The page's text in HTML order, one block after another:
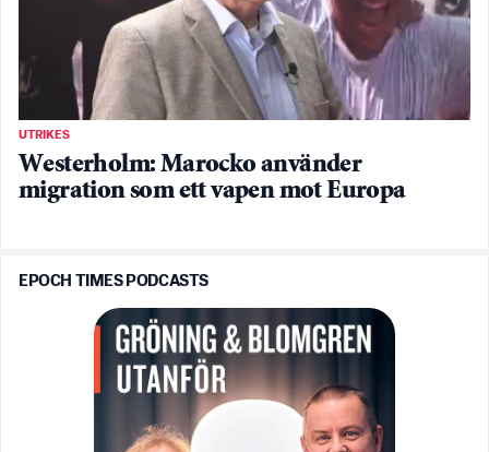
UTRIKES
Westerholm: Marocko använder
migration som ett vapen mot Europa
EPOCH TIMES PODCASTS